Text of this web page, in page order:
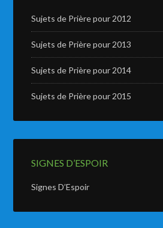
Sujets de Prière pour 2012
Sujets de Prière pour 2013
Sujets de Prière pour 2014
Sujets de Prière pour 2015
SIGNES D’ESPOIR
Signes D’Espoir